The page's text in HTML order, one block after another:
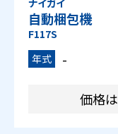
自動梱包機
F117S
年式
-
価格